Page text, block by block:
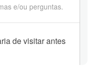
e/ou perguntas.
de visitar antes